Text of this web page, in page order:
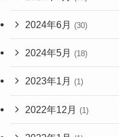
2024年6月 (30)
2024年5月 (18)
2023年1月 (1)
2022年12月 (1)